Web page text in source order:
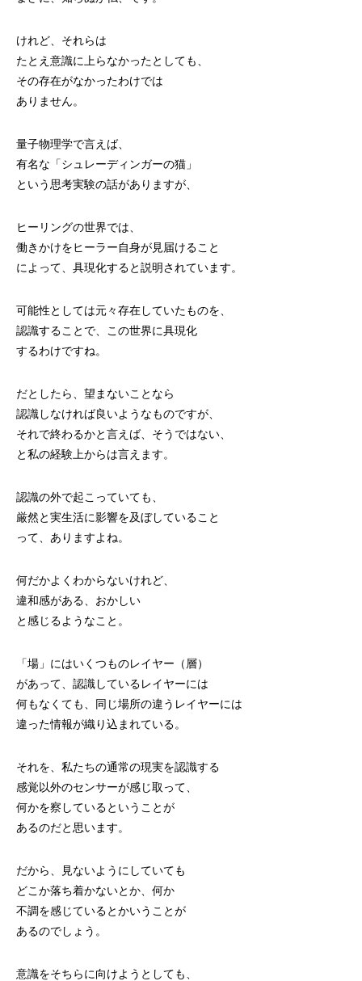
けれど、それらは
たとえ意識に上らなかったとしても、
その存在がなかったわけでは
ありません。
量子物理学で言えば、
有名な「シュレーディンガーの猫」
という思考実験の話がありますが、
ヒーリングの世界では、
働きかけをヒーラー自身が見届けること
によって、具現化すると説明されています。
可能性としては元々存在していたものを、
認識することで、この世界に具現化
するわけですね。
だとしたら、望まないことなら
認識しなければ良いようなものですが、
それで終わるかと言えば、そうではない、
と私の経験上からは言えます。
認識の外で起こっていても、
厳然と実生活に影響を及ぼしていること
って、ありますよね。
何だかよくわからないけれど、
違和感がある、おかしい
と感じるようなこと。
「場」にはいくつものレイヤー（層）
があって、認識しているレイヤーには
何もなくても、同じ場所の違うレイヤーには
違った情報が織り込まれている。
それを、私たちの通常の現実を認識する
感覚以外のセンサーが感じ取って、
何かを察しているということが
あるのだと思います。
だから、見ないようにしていても
どこか落ち着かないとか、何か
不調を感じているとかいうことが
あるのでしょう。
意識をそちらに向けようとしても、